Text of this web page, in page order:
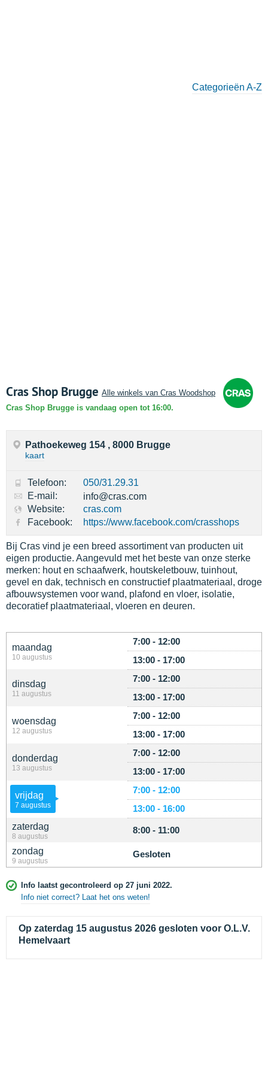
Categorieën A-Z
Cras Shop Brugge Alle winkels van Cras Woodshop
Cras Shop Brugge is vandaag open tot 16:00.
maandag
10 augustus
7:00 - 12:00
13:00 - 17:00
dinsdag
11 augustus
7:00 - 12:00
13:00 - 17:00
woensdag
12 augustus
7:00 - 12:00
13:00 - 17:00
donderdag
13 augustus
7:00 - 12:00
13:00 - 17:00
vrijdag
7 augustus
7:00 - 12:00
13:00 - 16:00
zaterdag
8 augustus
8:00 - 11:00
zondag
9 augustus
Gesloten
Info laatst gecontroleerd op 27 juni 2022.
Info niet correct? Laat het ons weten!
Op zaterdag 15 augustus 2026 gesloten voor O.L.V.
Hemelvaart
Pathoekeweg 154 , 8000 Brugge
kaart
Telefoon:
050/31.29.31
E-mail:
info@cras.com
Website:
cras.com
Facebook:
https://www.facebook.com/crasshops
Bij Cras vind je een breed assortiment van producten uit
eigen productie. Aangevuld met het beste van onze sterke
merken: hout en schaafwerk, houtskeletbouw, tuinhout,
gevel en dak, technisch en constructief plaatmateriaal, droge
afbouwsystemen voor wand, plafond en vloer, isolatie,
decoratief plaatmateriaal, vloeren en deuren.